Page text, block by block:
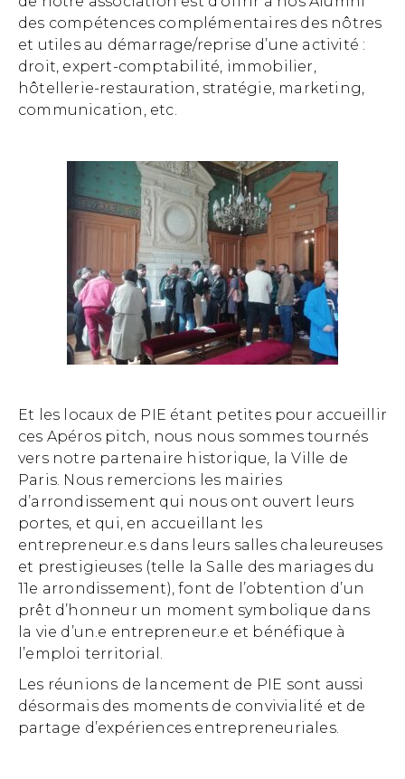
des compétences complémentaires des nôtres
et utiles au démarrage/reprise d’une activité :
droit, expert-comptabilité, immobilier,
hôtellerie-restauration, stratégie, marketing,
communication, etc.
Et les locaux de PIE étant petites pour accueillir
ces Apéros pitch, nous nous sommes tournés
vers notre partenaire historique, la Ville de
Paris. Nous remercions les mairies
d’arrondissement qui nous ont ouvert leurs
portes, et qui, en accueillant les
entrepreneur.e.s dans leurs salles chaleureuses
et prestigieuses (telle la Salle des mariages du
11e arrondissement), font de l’obtention d’un
prêt d’honneur un moment symbolique dans
la vie d’un.e entrepreneur.e et bénéfique à
l’emploi territorial.
Les réunions de lancement de PIE sont aussi
désormais des moments de convivialité et de
partage d’expériences entrepreneuriales.